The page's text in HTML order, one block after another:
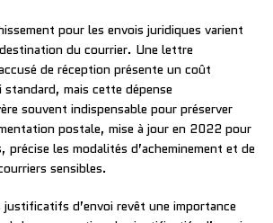
pour les envois juridiques varient
du courrier. Une lettre
de réception présente un coût
standard, mais cette dépense
souvent indispensable pour préserver
postale, mise à jour en 2022 pour
précise les modalités d’acheminement et de
sensibles.
justificatifs d’envoi revêt une importance